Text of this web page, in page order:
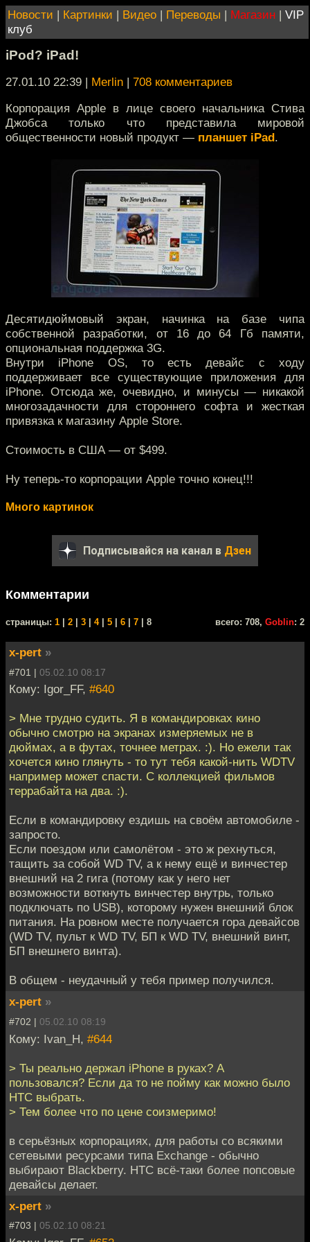
Новости | Картинки | Видео | Переводы | Магазин | VIP
клуб
iPod? iPad!
27.01.10 22:39 | Merlin | 708 комментариев
Корпорация Apple в лице своего начальника Стива
Джобса только что представила мировой
общественности новый продукт — планшет iPad.
Десятидюймовый экран, начинка на базе чипа
собственной разработки, от 16 до 64 Гб памяти,
опциональная поддержка 3G.
Внутри iPhone OS, то есть девайс с ходу
поддерживает все существующие приложения для
iPhone. Отсюда же, очевидно, и минусы — никакой
многозадачности для стороннего софта и жесткая
привязка к магазину Apple Store.
Стоимость в США — от $499.
Ну теперь-то корпорации Apple точно конец!!!
Много картинок
Подписывайся на канал в Дзен
Комментарии
cтраницы: 1 2 3 4| 5 6 7 | 8 всего: 708, Goblin: 2
x-pert »
#701 | 05.02.10 08:17
Кому: Igor_FF, #640
> Мне трудно судить. Я в командировках кино
обычно смотрю на экранах измеряемых не в
дюймах, а в футах, точнее метрах. :). Но ежели так
хочется кино глянуть - то тут тебя какой-нить WDTV
например может спасти. С коллекцией фильмов
террабайта на два. :).
Если в командировку ездишь на своём автомобиле -
запросто.
Если поездом или самолётом - это ж рехнуться,
тащить за собой WD TV, а к нему ещё и винчестер
внешний на 2 гига (потому как у него нет
возможности воткнуть винчестер внутрь, только
подключать по USB), которому нужен внешний блок
питания. На ровном месте получается гора девайсов
(WD TV, пульт к WD TV, БП к WD TV, внешний винт,
БП внешнего винта).
В общем - неудачный у тебя пример получился.
x-pert »
#702 | 05.02.10 08:19
Кому: Ivan_H, #644
> Ты реально держал iPhone в руках? А
пользовался? Если да то не пойму как можно было
HTC выбрать.
> Тем более что по цене соизмеримо!
в серьёзных корпорациях, для работы со всякими
сетевыми ресурсами типа Exchange - обычно
выбирают Blackberry. HTC всё-таки более попсовые
девайсы делает.
x-pert »
#703 | 05.02.10 08:21